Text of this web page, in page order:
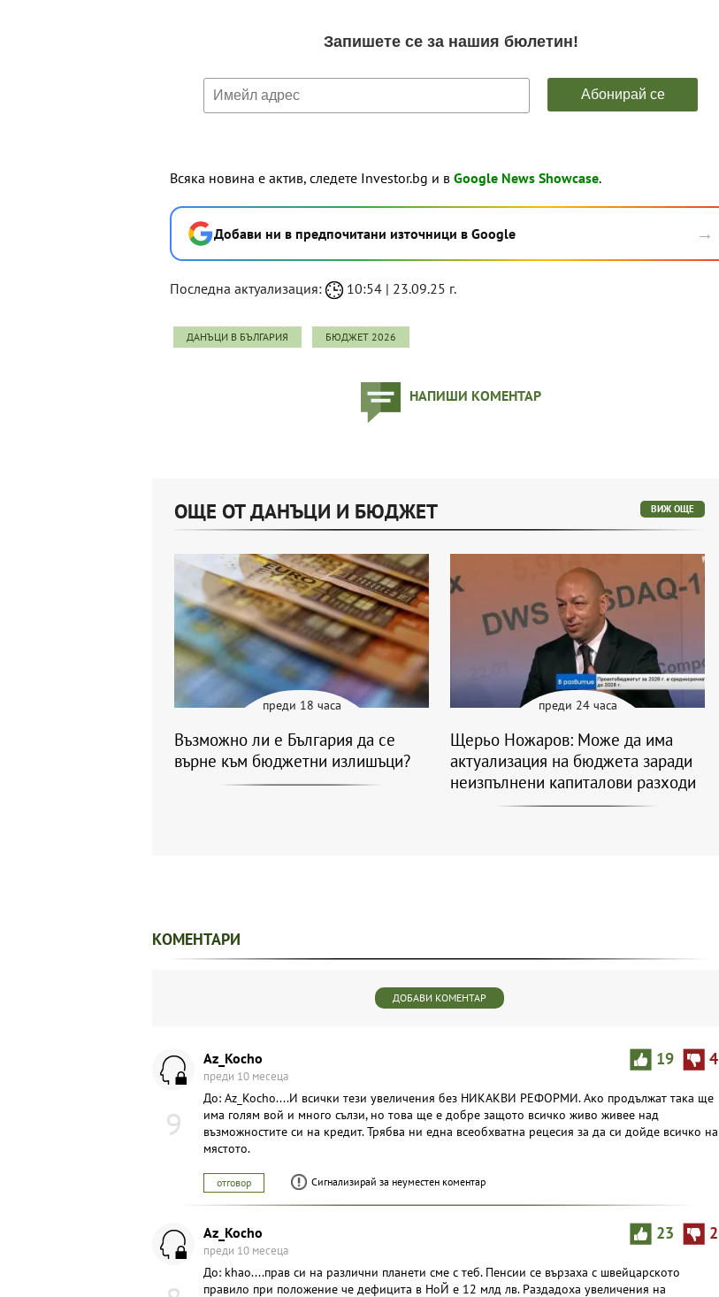
Всяка новина е актив, следете Investor.bg и в Google News Showcase.
Добави ни в предпочитани източници в Google →
Последна актуализация: 10:54 | 23.09.25 г.
ДАНЪЦИ В БЪЛГАРИЯ БЮДЖЕТ 2026
НАПИШИ КОМЕНТАР
ОЩЕ ОТ ДАНЪЦИ И БЮДЖЕТ ВИЖ ОЩЕ
преди 18 часа
Възможно ли е България да се
върне към бюджетни излишъци?
преди 24 часа
Щерьо Ножаров: Може да има
актуализация на бюджета заради
неизпълнени капиталови разходи
КОМЕНТАРИ
ДОБАВИ КОМЕНТАР
9
19 4
Az_Kocho
преди 10 месеца
До: Az_Kocho....И всички тези увеличения без НИКАКВИ РЕФОРМИ. Ако продължат така ще
има голям вой и много сълзи, но това ще е добре защото всичко живо живее над
възможностите си на кредит. Трябва ни една всеобхватна рецесия за да си дойде всичко на
мястото.
отговор Сигнализирай за неуместен коментар
23 2
Az_Kocho
преди 10 месеца
До: khao....прав си на различни планети сме с теб. Пенсии се вързаха с швейцарското
правило при положение че дефицита в НоЙ е 12 млд лв. Раздадоха увеличения на